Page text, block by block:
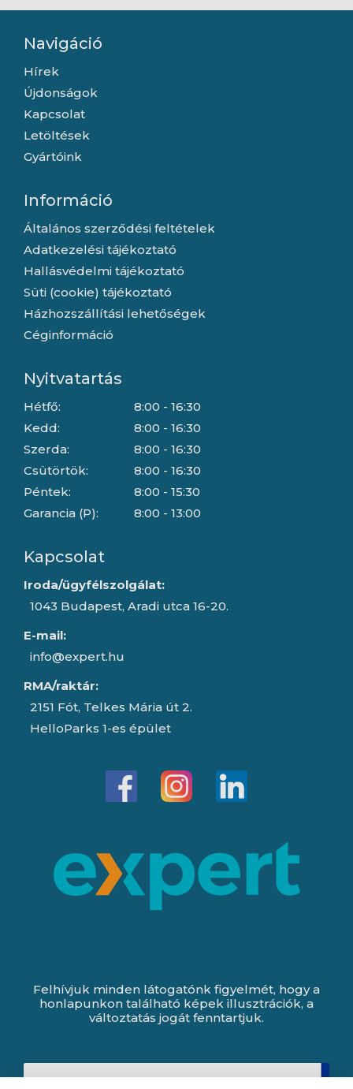
Navigáció
Hírek
Újdonságok
Kapcsolat
Letöltések
Gyártóink
Információ
Általános szerződési feltételek
Adatkezelési tájékoztató
Hallásvédelmi tájékoztató
Süti (cookie) tájékoztató
Házhozszállítási lehetőségek
Céginformáció
Nyitvatartás
Hétfő:
Kedd:
Szerda:
Csütörtök:
Péntek:
Garancia (P):
8:00 - 16:30
8:00 - 16:30
8:00 - 16:30
8:00 - 16:30
8:00 - 15:30
8:00 - 13:00
Kapcsolat
Iroda/ügyfélszolgálat:
1043 Budapest, Aradi utca 16-20.
E-mail:
info@expert.hu
RMA/raktár:
2151 Fót, Telkes Mária út 2.
HelloParks 1-es épület
Felhívjuk minden látogatónk figyelmét, hogy a
honlapunkon található képek illusztrációk, a
változtatás jogát fenntartjuk.